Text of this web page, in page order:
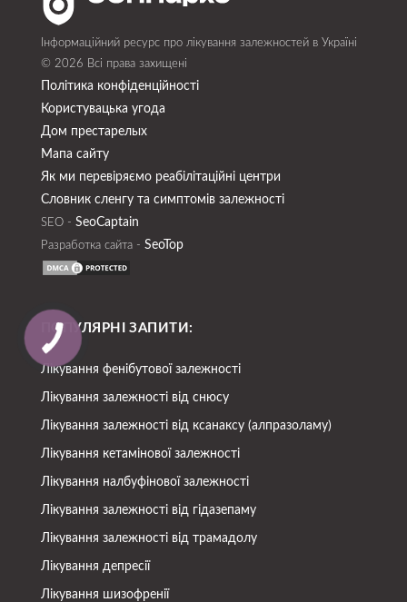
Інформаційний ресурс про лікування залежностей в Україні
© 2026 Всі права захищені
Політика конфіденційності
Користувацька угода
Дом престарелых
Мапа сайту
Як ми перевіряємо реабілітаційні центри
Словник сленгу та симптомів залежності
SEO - SeoСaptain
Разработка сайта - SeoTop
ПОПУЛЯРНІ ЗАПИТИ:
Лікування фенібутової залежності
Лікування залежності від снюсу
Лікування залежності від ксанаксу (алпразоламу)
Лікування кетамінової залежності
Лікування налбуфінової залежності
Лікування залежності від гідазепаму
Лікування залежності від трамадолу
Лікування депресії
Лікування шизофренії